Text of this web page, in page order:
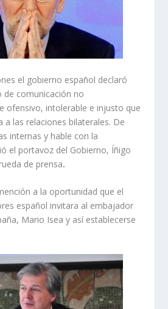
el gobierno español declaró
de comunicación no
ofensivo, intolerable e injusto que
a las relaciones bilaterales. De
internas y hable con la
el portavoz del Gobierno, Íñigo
de prensa.
a la oportunidad que el
español invitara al embajador
Mario Isea y así establecerse